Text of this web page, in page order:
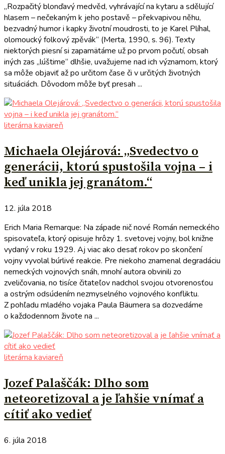
„Rozpačitý blonďavý medvěd, vyhrávající na kytaru a sdělující
hlasem – nečekaným k jeho postavě – překvapivou něhu,
bezvadný humor i kapky životní moudrosti, to je Karel Plíhal,
olomoucký folkový zpěvák“ (Merta, 1990, s. 96). Texty
niektorých piesní si zapamätáme už po prvom počutí, obsah
iných zas „lúštime“ dlhšie, uvažujeme nad ich významom, ktorý
sa môže objaviť až po určitom čase či v určitých životných
situáciách. Dôvodom môže byť presah ...
literárna kaviareň
Michaela Olejárová: „Svedectvo o
generácii, ktorú spustošila vojna – i
keď unikla jej granátom.“
12. júla 2018
Erich Maria Remarque: Na západe nič nové Román nemeckého
spisovateľa, ktorý opisuje hrôzy 1. svetovej vojny, bol knižne
vydaný v roku 1929. Aj viac ako desať rokov po skončení
vojny vyvolal búrlivé reakcie. Pre niekoho znamenal degradáciu
nemeckých vojnových snáh, mnohí autora obvinili zo
zveličovania, no tisíce čitateľov nadchol svojou otvorenosťou
a ostrým odsúdením nezmyselného vojnového konfliktu.
Z pohľadu mladého vojaka Paula Bäumera sa dozvedáme
o každodennom živote na ...
literárna kaviareň
Jozef Palaščák: Dlho som
neteoretizoval a je ľahšie vnímať a
cítiť ako vedieť
6. júla 2018